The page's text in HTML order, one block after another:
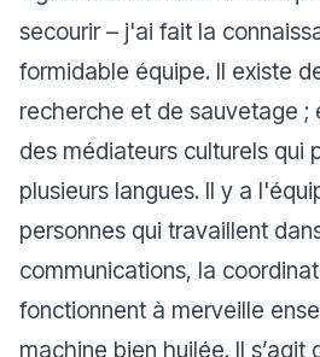
secourir – j'ai fait la
formidable équipe. Il existe
recherche et de sauvetage ;
des médiateurs culturels qui
plusieurs langues. Il y a
personnes qui travaillent
communications, la
fonctionnent à merveille
machine bien huilée. Il s’agit